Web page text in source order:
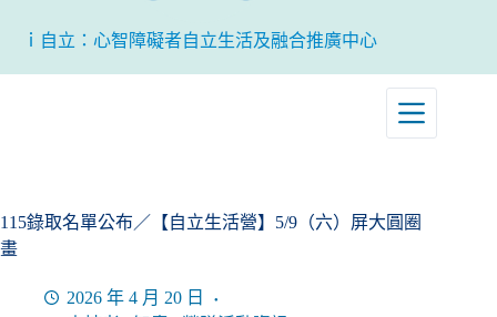
ｉ自立：心智障礙者自立生活及融合推廣中心
115錄取名單公布／【自立生活營】5/9（六）屏大圓圈
畫
2026 年 4 月 20 日